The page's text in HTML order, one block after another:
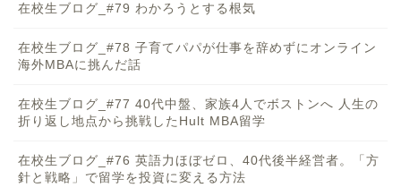
在校生ブログ_#79 わかろうとする根気
在校生ブログ_#78 子育てパパが仕事を辞めずにオンライン
海外MBAに挑んだ話
在校生ブログ_#77 40代中盤、家族4人でボストンへ 人生の
折り返し地点から挑戦したHult MBA留学
在校生ブログ_#76 英語力ほぼゼロ、40代後半経営者。「方
針と戦略」で留学を投資に変える方法